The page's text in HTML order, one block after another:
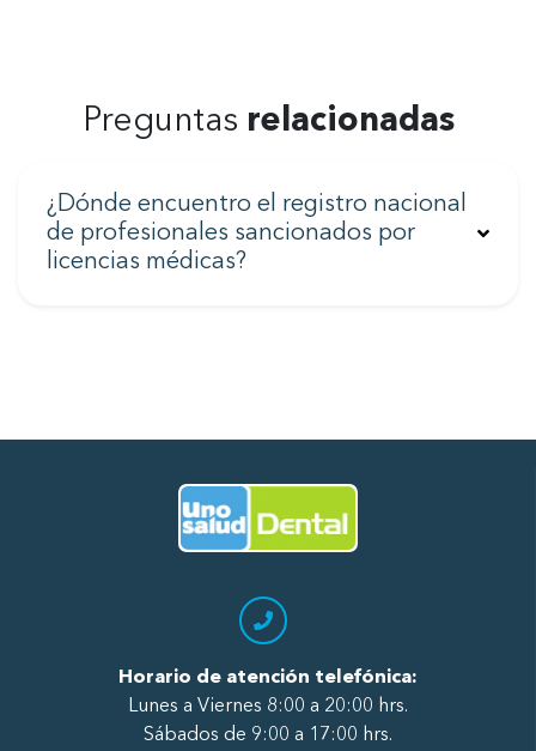
Preguntas relacionadas
¿Dónde encuentro el registro nacional
de profesionales sancionados por
licencias médicas?
Horario de atención telefónica:
Lunes a Viernes 8:00 a 20:00 hrs.
Sábados de 9:00 a 17:00 hrs.